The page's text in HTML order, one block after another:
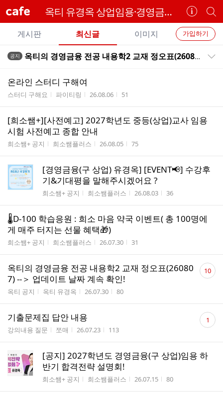
cafe 옥티 유경옥 상업임용·경영금융임용
카
페
정
보
보
개
별
카
페
검
카
페
메
뉴
가입하기
게시판 최신글 이미지
전
글
트
공지 옥티의 경영금융 전공 내용학2 교재 정오표(260807) --＞ 업데이트 날짜 계속 확인!
온라인 스터디 구해여
게시판명
스터디 구해요 작성자
파이티링 작성시간
26.08.06 조회수
51
[희소쌤+][사전예고] 2027학년도 중등(상업)교사 임용
시험 사전예고 종합 안내
게시판명
희소쌤+ 공지 작성자
희소쌤플러스 작성시간
26.08.05 조회수
75
[경영금융(구 상업) 유경옥] [EVENT📢] 수강후
기&기대평을 말해주시겠어요 ?
게시판명
희소쌤+ 공지 작성자
희소쌤플러스 작성시간
26.08.03 조회수
36
🌡️D-100 학습응원 : 희소 마음 약국 이벤트( 총 100명에
게 매주 터지는 선물 혜택🎁)
게시판명
희소쌤+ 공지 작성자
희소쌤플러스 작성시간
26.07.30 조회수
31
옥티의 경영금융 전공 내용학2 교재 정오표(26080
7) --＞ 업데이트 날짜 계속 확인!
게시판명
옥티 공지 작성자
옥티 유경옥 작성시간
26.07.30 조회수
80
댓
글10
기출문제집 답안 내용
게시판명
강의내용 질문 작성자
쪼매 작성시간
26.07.23 조회수
113
댓
글 1
[공지] 2027학년도 경영금융(구 상업)임용 하
반기 합격전략 설명회!
게시판명
희소쌤+ 공지 작성자
희소쌤플러스 작성시간
26.07.15 조회수
80